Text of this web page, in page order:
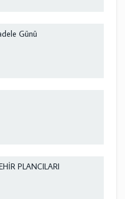
Günü
PLANCILARI